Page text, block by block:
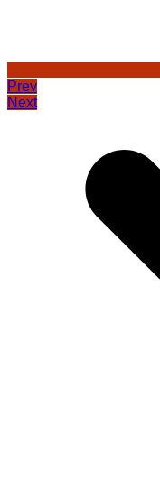
Prev
Next